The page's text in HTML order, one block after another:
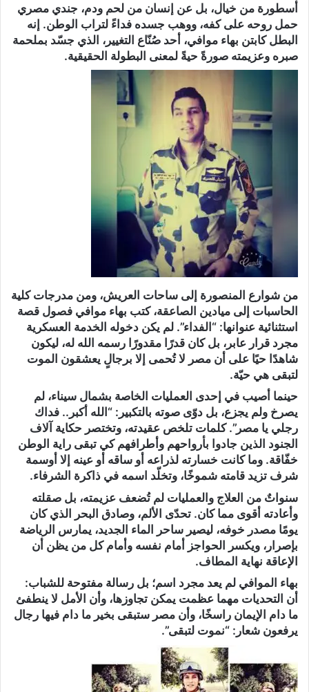
أسطورة من خيال، بل عن إنسان من لحم ودم، جندي مصري
حمل روحه على كفه، ووهب جسده فداءً لتراب الوطن. إنه
البطل كابتن بهاء موافي، أحد صُنّاع التغيير، الذي جسّد بملحمة
صبره وعزيمته صورةً حيةً لمعنى البطولة الحقيقية.
من شوارع المنصورة إلى ساحات العريش، ومن مدرجات كلية
الحاسبات إلى ميادين الصاعقة، كتب بهاء موافي فصول قصة
استثنائية عنوانها: “الفداء”. لم يكن دخوله الخدمة العسكرية
مجرد قرار عابر، بل كان قدرًا مقدورًا رسمه الله له، ليكون
شاهدًا حيًا على أن مصر لا تُحمى إلا برجالٍ يعشقون الموت
لتبقى هي حيّة.
حينما أصيب في إحدى العمليات الخاصة بشمال سيناء، لم
يصرخ ولم يجزع، بل دوّى صوته بالتكبير: “الله أكبر.. فداك
رجلي يا مصر”. كلمات تلخص عقيدته، وتختصر حكاية آلاف
الجنود الذين جادوا بأرواحهم وأطرافهم كي تبقى راية الوطن
خفّاقة. وما كانت خسارته لذراعه أو ساقه أو عينه إلا أوسمة
شرف تزيد قامته شموخًا، وتخلّد اسمه في ذاكرة الشرفاء.
سنواتٌ من العلاج والعمليات لم تُضعف عزيمته، بل صقلته
وأعادته أقوى مما كان. تحدّى الألم، وصادق البحر الذي كان
يومًا مصدر خوفه، ليصير ساحر الماء الجديد، يمارس الرياضة
بإصرار، ويكسر الحواجز أمام نفسه وأمام كل من يظن أن
الإعاقة نهاية المطاف.
بهاء الموافي لم يعد مجرد اسم؛ بل رسالة مفتوحة للشباب:
أن التحديات مهما عظمت يمكن تجاوزها، وأن الأمل لا ينطفئ
ما دام الإيمان راسخًا، وأن مصر ستبقى بخير ما دام فيها رجال
يرفعون شعار: “نموت لتبقى”.